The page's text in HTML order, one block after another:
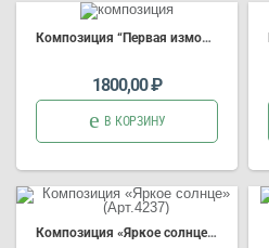
Композиция “Первая изморозь” (Арт.3935)
1800,00₽
В КОРЗИНУ
Композиция «Яркое солнце» (Арт.4237)